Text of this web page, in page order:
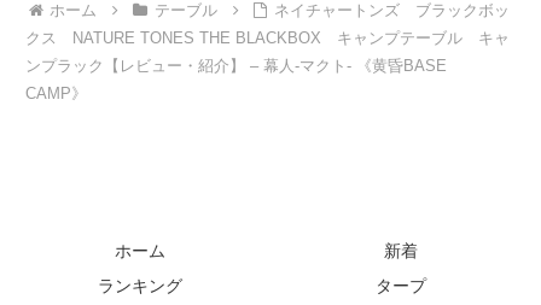
ホーム テーブル
ネイチャートンズ ブラックボッ
クス NATURE TONES THE BLACKBOX キャンプテーブル キャ
ンプラック【レビュー・紹介】 – 幕人-マクト- 《黄昏BASE
CAMP》
ホーム
新着
ランキング
タープ